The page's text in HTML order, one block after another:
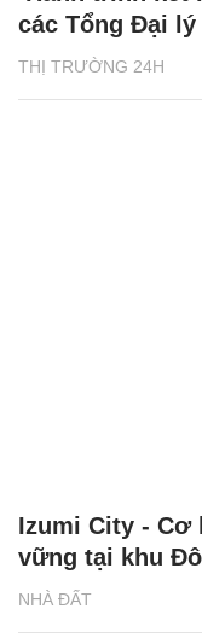
THỊ TRƯỜNG 24H
các Tổng Đại
NHÀ ĐẤT
Izumi City - Cơ
vững tại khu